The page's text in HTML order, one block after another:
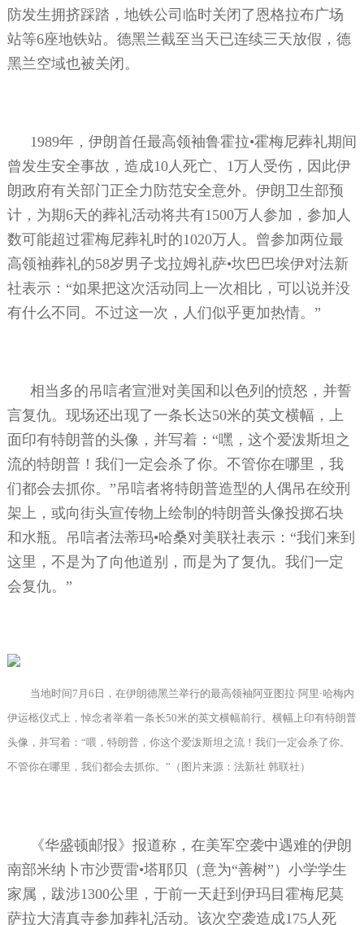
防发生拥挤踩踏，地铁公司临时关闭了恩格拉布广场
站等6座地铁站。德黑兰截至当天已连续三天放假，德
黑兰空域也被关闭。
1989年，伊朗首任最高领袖鲁霍拉•霍梅尼葬礼期间
曾发生安全事故，造成10人死亡、 1万人受伤，因此伊
朗政府有关部门正全力防范安全意外。伊朗卫生部预
计，为期6天的葬礼活动将共有1500万人参加，参加人
数可能超过霍梅尼葬礼时的1020万人。曾参加两位最
高领袖葬礼的58岁男子戈拉姆礼萨•坎巴巴埃伊对法新
社表示：“如果把这次活动同上一次相比，可以说并没
有什么不同。不过这一次，人们似乎更加热情。”
相当多的吊唁者宣泄对美国和以色列的愤怒，并誓
言复仇。现场还出现了一条长达50米的英文横幅，上
面印有特朗普的头像，并写着：“嘿，这个爱泼斯坦之
流的特朗普！我们一定会杀了你。不管你在哪里，我
们都会去抓你。”吊唁者将特朗普造型的人偶吊在绞刑
架上，或向街头宣传物上绘制的特朗普头像投掷石块
和水瓶。吊唁者法蒂玛•哈桑对美联社表示：“我们来到
这里，不是为了向他道别，而是为了复仇。我们一定
会复仇。”
当地时间7 月 6 日，在伊朗德黑兰举行的最高领袖阿亚图拉·阿里·哈梅内
伊运柩仪式上，悼念者举着一条长50米的英文横幅前行。横幅上印有特朗普
头像，并写着：“喂，特朗普，你这个爱泼斯坦之流！我们一定会杀了你。
不管你在哪里，我们都会去抓你。”（图片来源：法新社 韩联社）
《华盛顿邮报》报道称，在美军空袭中遇难的伊朗
南部米纳卜市沙贾雷•塔耶贝（意为“善树”）小学学生
家属，跋涉1300公里，于前一天赶到伊玛目霍梅尼莫
萨拉大清真寺参加葬礼活动。该次空袭造成175人死